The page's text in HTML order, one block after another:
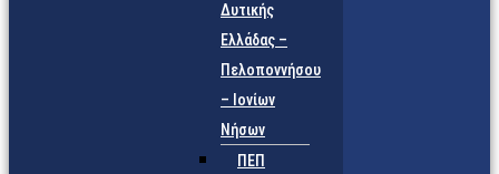
Δυτικής
Ελλάδας –
Πελοποννήσου
– Ιονίων
Νήσων
ΠΕΠ